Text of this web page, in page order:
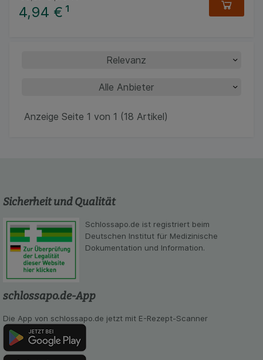
4,94 € ¹
Anzeige Seite 1 von 1 (18 Artikel)
Sicherheit und Qualität
Schlossapo.de ist registriert beim
Deutschen Institut für Medizinische
Dokumentation und Information.
schlossapo.de-App
Die App von schlossapo.de jetzt mit E-Rezept-Scanner